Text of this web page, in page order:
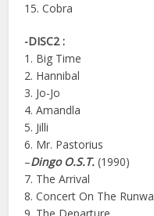
15. Cobra
-DISC2 :
1. Big Time
2. Hannibal
3. Jo-Jo
4. Amandla
5. Jilli
6. Mr. Pastorius
–Dingo O.S.T. (1990)
7. The Arrival
8. Concert On The